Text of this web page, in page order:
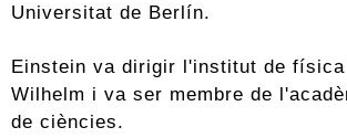
Universitat de Berlín.
Einstein va dirigir l'institut de
Wilhelm i va ser membre de
de ciències.